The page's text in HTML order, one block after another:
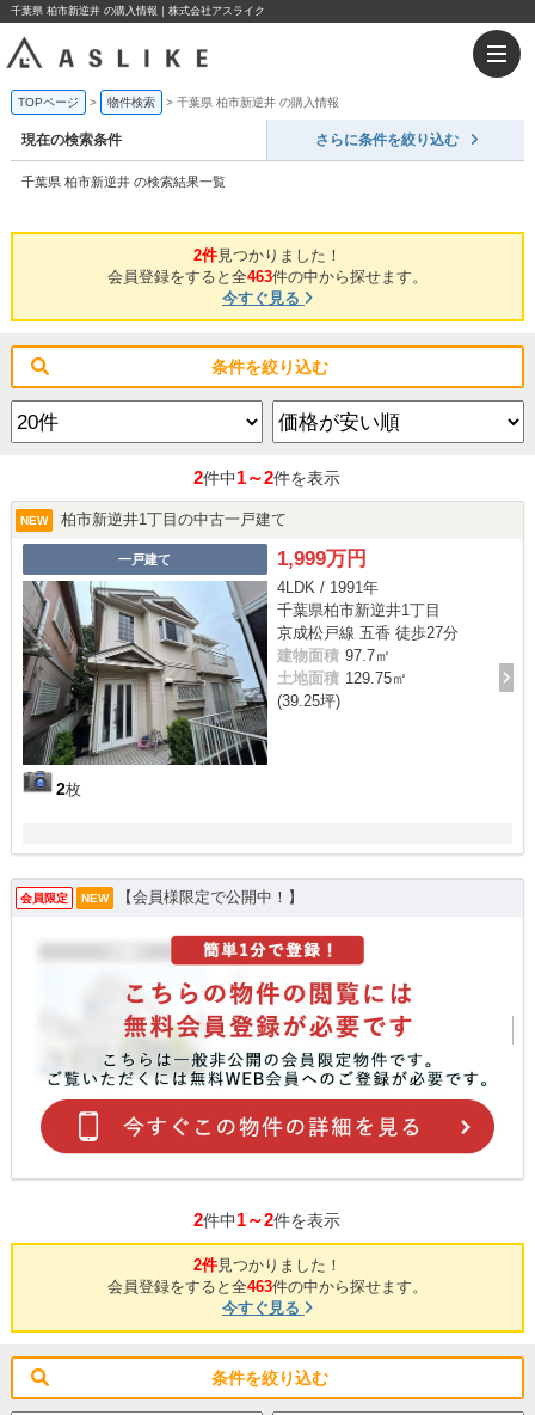
千葉県 柏市新逆井 の購入情報｜株式会社アスライク
TOPページ 物件検索 千葉県 柏市新逆井 の購入情報
現在の検索条件 さらに条件を絞り込む
千葉県 柏市新逆井 の検索結果一覧
2件見つかりました！
会員登録をすると全463件の中から探せます。
今すぐ見る
条件を絞り込む
2件中1～2件を表示
NEW 柏市新逆井1丁目の中古一戸建て
一戸建て
2枚
1,999万円
4LDK / 1991年
千葉県柏市新逆井1丁目
京成松戸線 五香 徒歩27分
建物面積 97.7㎡
土地面積 129.75㎡
(39.25坪)
会員限定 NEW 【会員様限定で公開中！】
2件中1～2件を表示
2件見つかりました！
会員登録をすると全463件の中から探せます。
今すぐ見る
条件を絞り込む